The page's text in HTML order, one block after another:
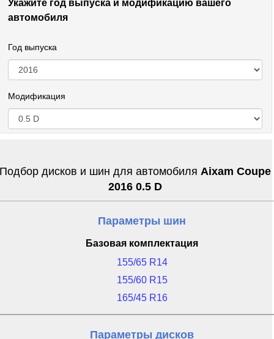
Укажите год выпуска и модификацию вашего
автомобиля
Год выпуска
Модификация
Подбор дисков и шин для автомобиля Aixam Coupe
2016 0.5 D
Параметры шин
Базовая комплектация
155/65 R14
155/60 R15
165/45 R16
Параметры дисков